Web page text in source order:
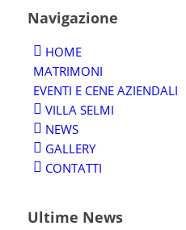
Navigazione
HOME
MATRIMONI
EVENTI E CENE AZIENDALI
VILLA SELMI
NEWS
GALLERY
CONTATTI
Ultime News